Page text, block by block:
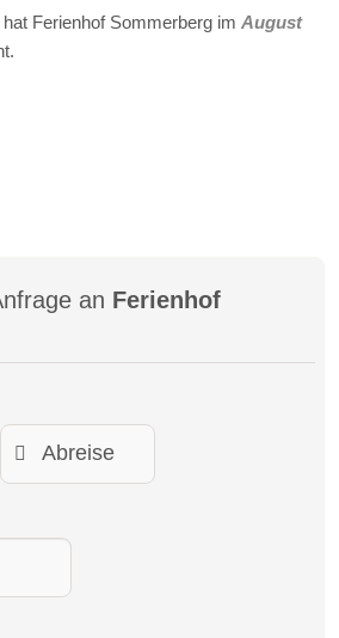
hat Ferienhof Sommerberg im August
an Ferienhof